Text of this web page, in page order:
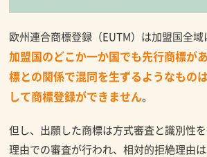
欧州連合商標登録（EUTM）は加盟国全域
加盟国のどこか一か国でも先行商標が
標との関係で混同を生ずるようなもの
して商標登録ができません。
但し、出願した商標は方式審査と識別性
理由での審査が行われ、相対的拒絶理由